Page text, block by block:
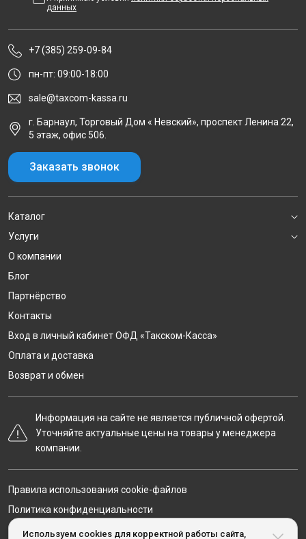
Используем cookies для корректной работы сайта,
данных
+7 (385) 259-09-84
пн-пт: 09:00-18:00
sale@taxcom-kassa.ru
г. Барнаул, Торговый Дом « Невский», проспект Ленина 22,
5 этаж, офис 506.
Заказать звонок
Каталог
Услуги
О компании
Блог
Партнёрство
Контакты
Вход в личный кабинет ОФД «Такском-Касса»
Оплата и доставка
Возврат и обмен
Информация на сайте не является публичной офертой.
Уточняйте актуальные цены на товары у менеджера
компании.
Правила использования cookie-файлов
Политика конфиденциальности
Карта сайта